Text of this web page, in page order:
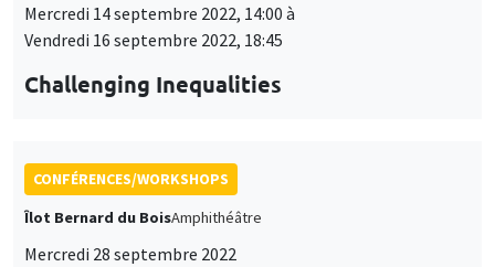
Mercredi 14 septembre 2022, 14:00 à
Vendredi 16 septembre 2022, 18:45
Challenging Inequalities
CONFÉRENCES/WORKSHOPS
Îlot Bernard du BoisAmphithéâtre
Mercredi 28 septembre 2022